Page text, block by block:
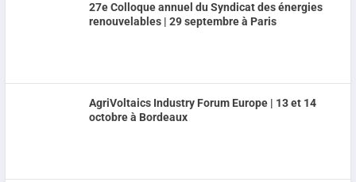
27e Colloque annuel du Syndicat des énergies
renouvelables | 29 septembre à Paris
AgriVoltaics Industry Forum Europe | 13 et 14
octobre à Bordeaux